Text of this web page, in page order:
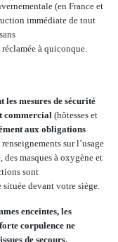
(en France et
immédiate de tout
à quiconque.
les mesures de sécurité
commercial (hôtesses et
aux obligations
renseignements sur l’usage
des masques à oxygène et
sont
devant votre siège.
enceintes, les
corpulence ne
de secours.